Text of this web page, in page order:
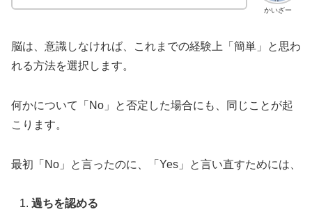
かいざー
脳は、意識しなければ、これまでの経験上「簡単」と思わ
れる方法を選択します。
何かについて「No」と否定した場合にも、同じことが起
こります。
最初「No」と言ったのに、「Yes」と言い直すためには、
過ちを認める